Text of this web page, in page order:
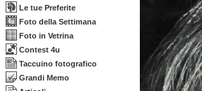
Le tue Preferite
Foto della Settimana
Foto in Vetrina
Contest 4u
Taccuino fotografico
Grandi Memo